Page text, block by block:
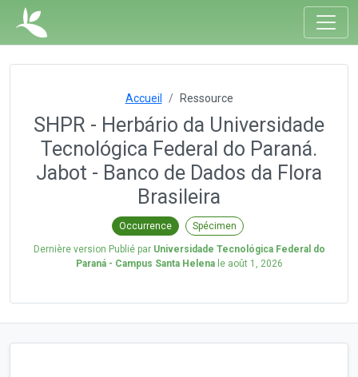
Accueil Ressource
SHPR - Herbário da Universidade
Tecnológica Federal do Paraná.
Jabot - Banco de Dados da Flora
Brasileira
Occurrence Spécimen
Dernière version Publié par Universidade Tecnológica Federal do
Paraná - Campus Santa Helenale août 1, 2026